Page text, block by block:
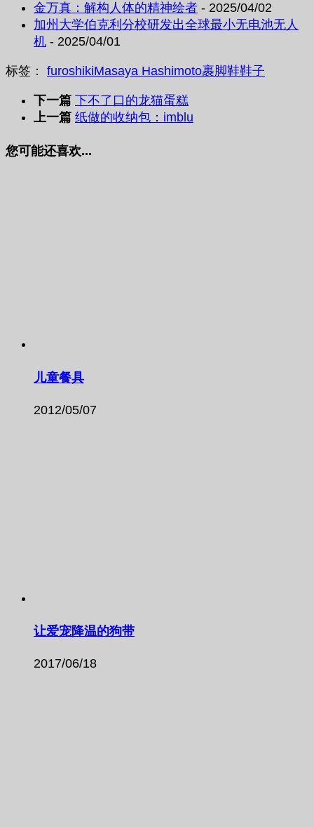
金万真：解构人体的精神绘者 - 2025/04/02
加州大学伯克利分校研发出全球最小无电池无人
机 - 2025/04/01
标签： furoshikiMasaya Hashimoto裹脚鞋鞋子
下一篇 下不了口的龙猫蛋糕
上一篇 纸做的收纳包：imblu
您可能还喜欢...
儿童餐具
2012/05/07
让爱宠降温的狗带
2017/06/18